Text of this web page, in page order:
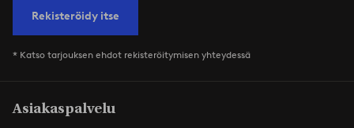
Rekisteröidy itse
* Katso tarjouksen ehdot rekisteröitymisen yhteydessä
Asiakaspalvelu